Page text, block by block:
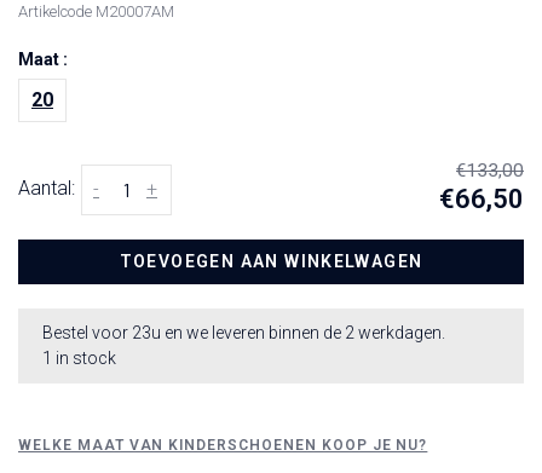
Artikelcode M20007AM
Maat :
20
Aantal: +
-
€133,00
€66,50
TOEVOEGEN AAN WINKELWAGEN
Bestel voor 23u en we leveren binnen de 2 werkdagen.
1 in stock
WELKE MAAT VAN KINDERSCHOENEN KOOP JE NU?